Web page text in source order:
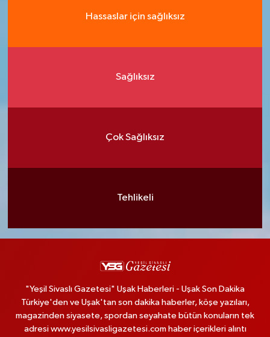
Hassaslar için sağlıksız
Sağlıksız
Çok Sağlıksız
Tehlikeli
"Yeşil Sivaslı Gazetesi" Uşak Haberleri - Uşak Son Dakika
Türkiye'den ve Uşak'tan son dakika haberler, köşe yazıları,
magazinden siyasete, spordan seyahate bütün konuların tek
adresi www.yesilsivasligazetesi.com haber içerikleri alıntı